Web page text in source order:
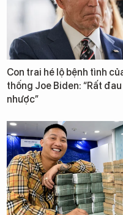
Con trai hé lộ bệnh tình
thống Joe Biden: “Rất
nhược”